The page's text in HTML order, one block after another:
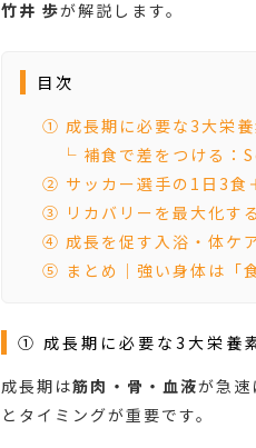
竹井 歩が解説します。
目次
① 成長期に必要な3大栄
└ 補食で差をつける：
② サッカー選手の1日3食
③ リカバリーを最大化す
④ 成長を促す入浴・体ケ
⑤ まとめ｜強い身体は「
① 成長期に必要な3大栄養
成長期は筋肉・骨・血液が急
とタイミングが重要です。